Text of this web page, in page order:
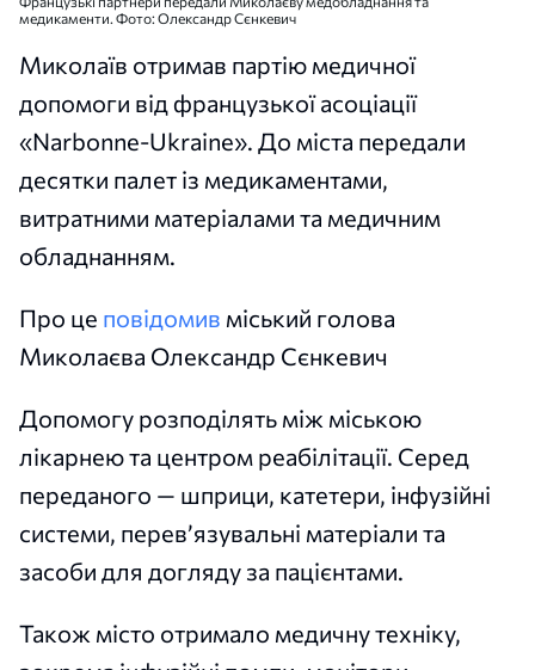
медикаменти. Фото: Олександр Сєнкевич
Миколаїв отримав партію медичної
допомоги від французької асоціації
«Narbonne-Ukraine». До міста передали
десятки палет із медикаментами,
витратними матеріалами та медичним
обладнанням.
Про це повідомив міський голова
Миколаєва Олександр Сєнкевич
Допомогу розподілять між міською
лікарнею та центром реабілітації. Серед
переданого — шприци, катетери, інфузійні
системи, перев’язувальні матеріали та
засоби для догляду за пацієнтами.
Також місто отримало медичну техніку,